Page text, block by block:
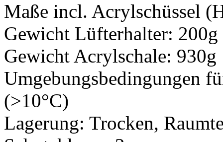
Maße incl. Acrylschüssel
Gewicht Lüfterhalter: 200g
Gewicht Acrylschale: 930g
Umgebungsbedingungen
(>10°C)
Lagerung: Trocken,